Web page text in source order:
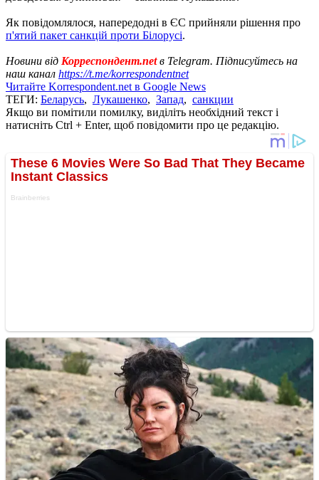
Як повідомлялося, напередодні в ЄС прийняли рішення про
п'ятий пакет санкцій проти Білорусі.
Новини від Корреспондент.netв Telegram. Підписуйтесь на
наш канал https://t.me/korrespondentnet
Читайте Korrespondent.net в Google News
ТЕГИ: Беларусь, Лукашенко, Запад, санкции
Якщо ви помітили помилку, виділіть необхідний текст і
натисніть Ctrl + Enter, щоб повідомити про це редакцію.